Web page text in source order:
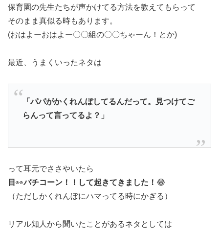
保育園の先生たちが声かけてる方法を教えてもらって
そのまま真似る時もあります。
(おはよーおはよー〇〇組の〇〇ちゃーん！とか)
最近、うまくいったネタは
「パパがかくれんぼしてるんだって。見つけてご
らんって言ってるよ？」
って耳元でささやいたら
目 👀バチコーン！！して起きてきました！ 😂
（ただしかくれんぼにハマってる時にかぎる）
リアル知人から聞いたことがあるネタとしては